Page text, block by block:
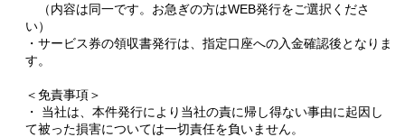
（内容は同一です。お急ぎの方はWEB発行をご選択くださ
い）
・サービス券の領収書発行は、指定口座への入金確認後となりま
す。
＜免責事項＞
・ 当社は、本件発行により当社の責に帰し得ない事由に起因し
て被った損害については一切責任を負いません。